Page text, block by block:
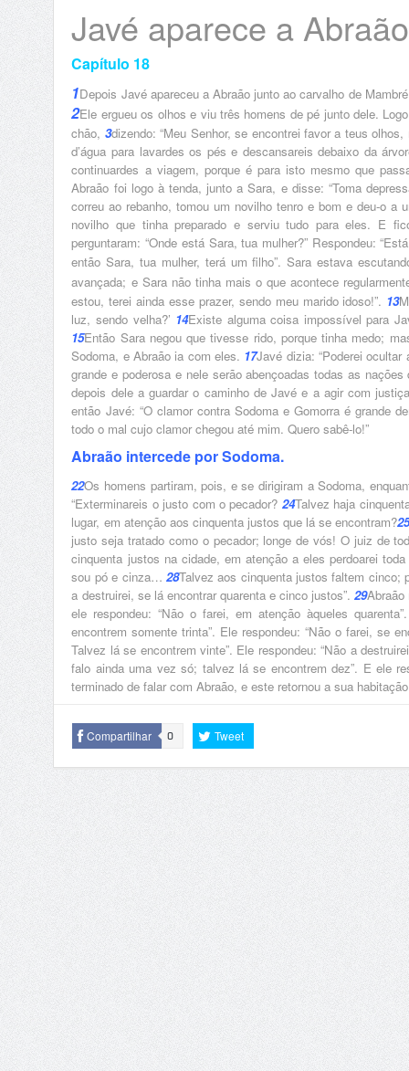
Javé aparece a
Capítulo 18
1Depois Javé apareceu a Abraão junto ao carvalho de
2Ele ergueu os olhos e viu três homens de pé junto dele.
chão, 3dizendo: “Meu Senhor, se encontrei favor a teus
d’água para lavardes os pés e descansareis debaixo da
continuardes a viagem, porque é para isto mesmo que
Abraão foi logo à tenda, junto a Sara, e disse: “Toma
correu ao rebanho, tomou um novilho tenro e bom e deu-o a
novilho que tinha preparado e serviu tudo para eles. E
perguntaram: “Onde está Sara, tua mulher?” Respondeu:
então Sara, tua mulher, terá um filho”. Sara estava
avançada; e Sara não tinha mais o que acontece
estou, terei ainda esse prazer, sendo meu marido idoso!”. 13
luz, sendo velha?’ 14Existe alguma coisa impossível para
15Então Sara negou que tivesse rido, porque tinha medo;
Sodoma, e Abraão ia com eles. 17Javé dizia: “Poderei
grande e poderosa e nele serão abençoadas todas as nações
depois dele a guardar o caminho de Javé e a agir com
então Javé: “O clamor contra Sodoma e Gomorra é grande
todo o mal cujo clamor chegou até mim. Quero sabê-lo!”
Abraão intercede por Sodoma.
22Os homens partiram, pois, e se dirigiram a Sodoma,
“Exterminareis o justo com o pecador? 24Talvez haja
lugar, em atenção aos cinquenta justos que lá se encontram?
justo seja tratado como o pecador; longe de vós! O juiz de
cinquenta justos na cidade, em atenção a eles perdoarei toda
sou pó e cinza… 28Talvez aos cinquenta justos faltem cinco;
a destruirei, se lá encontrar quarenta e cinco justos”. 29Abraão
ele respondeu: “Não o farei, em atenção àqueles
encontrem somente trinta”. Ele respondeu: “Não o farei, se
Talvez lá se encontrem vinte”. Ele respondeu: “Não a
falo ainda uma vez só; talvez lá se encontrem dez”. E ele
terminado de falar com Abraão, e este retornou a sua
Compartilhar 0 Tweet